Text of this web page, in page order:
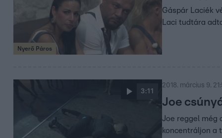
Nyerő Páros
Gáspár Laciék
Laci tudtára
3:11
2018. március 9.
Joe
Joe reggel még
koncentráljon a